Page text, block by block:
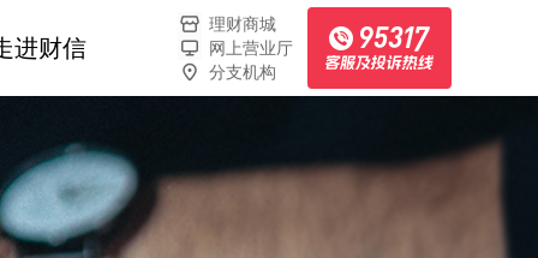
理财商城
网上营业厅
分支机构
进财信